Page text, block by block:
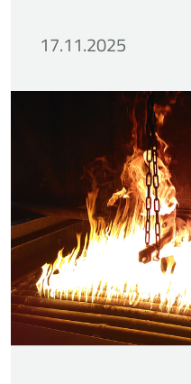
17.11.2025